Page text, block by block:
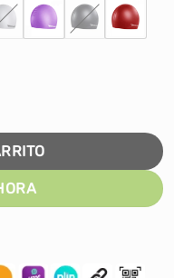
- SILICONA cantidad